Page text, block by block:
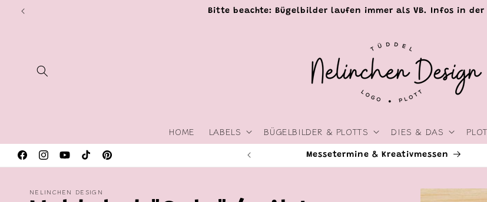
zum
Bitte beachte: Bügelbilder laufen immer als VB. Infos in der
HOME LABELS BÜGELBILDER & PLOTTS DIES & DAS
FacebookInstagramYouTubeTikTokPinterest
Messetermine & Kreativmessen Livestreams & Events
Zu
NELINCHEN DESIGN